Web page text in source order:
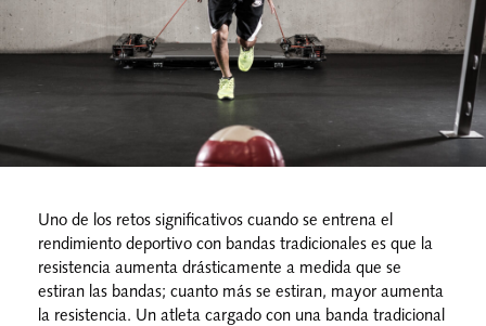
Uno de los retos significativos cuando se entrena el
rendimiento deportivo con bandas tradicionales es que la
resistencia aumenta drásticamente a medida que se
estiran las bandas; cuanto más se estiran, mayor aumenta
la resistencia. Un atleta cargado con una banda tradicional